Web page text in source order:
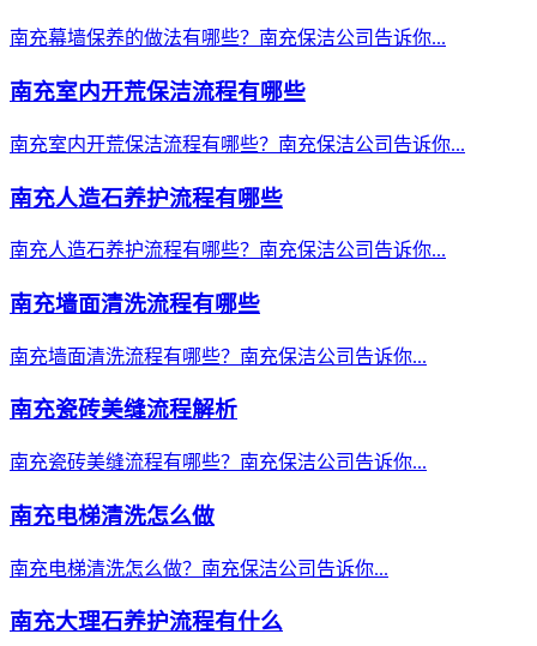
南充幕墙保养的做法有哪些？南充保洁公司告诉你...
南充室内开荒保洁流程有哪些
南充室内开荒保洁流程有哪些？南充保洁公司告诉你...
南充人造石养护流程有哪些
南充人造石养护流程有哪些？南充保洁公司告诉你...
南充墙面清洗流程有哪些
南充墙面清洗流程有哪些？南充保洁公司告诉你...
南充瓷砖美缝流程解析
南充瓷砖美缝流程有哪些？南充保洁公司告诉你...
南充电梯清洗怎么做
南充电梯清洗怎么做？南充保洁公司告诉你...
南充大理石养护流程有什么